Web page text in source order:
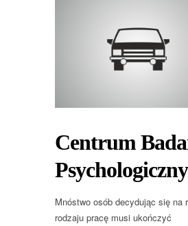
Centrum
Mnóstwo osób decydując się na
rodzaju pracę musi ukończyć